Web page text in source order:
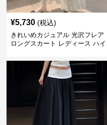
¥5,730 (税込)
きれいめカジュアル 光沢フレア
ロングスカート レディース ハイ
ザイン 着回し◎ 上品フェミニン